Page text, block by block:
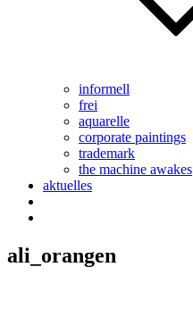
informell
frei
aquarelle
corporate paintings
trademark
the machine awakes
aktuelles
ali_orangen